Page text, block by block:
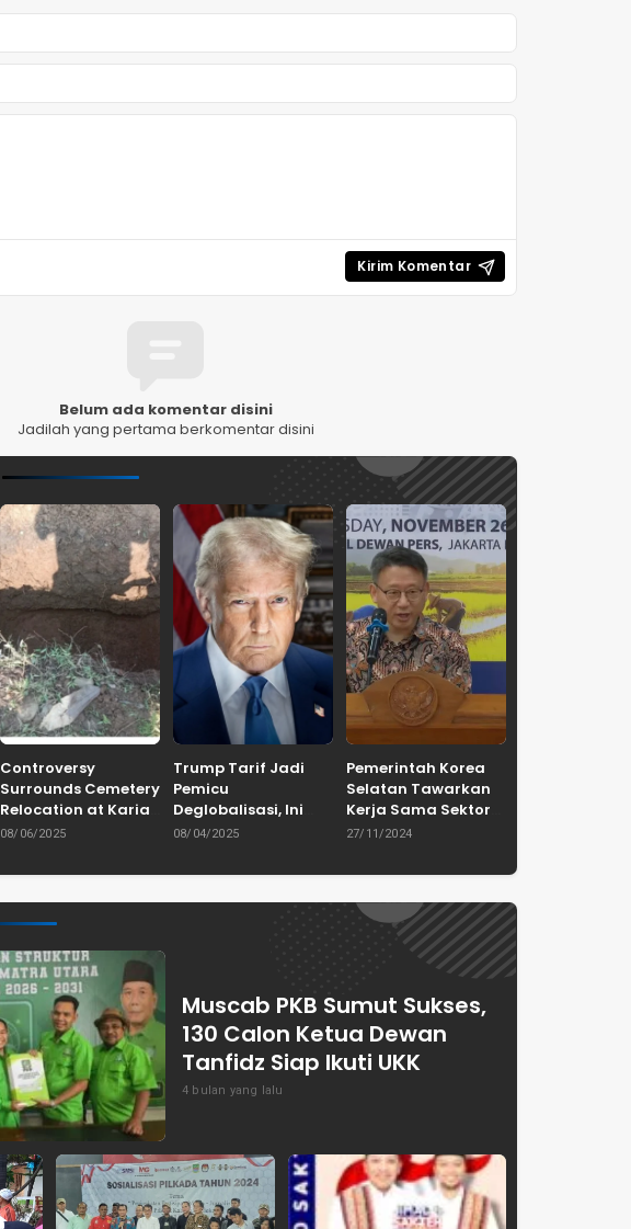
Belum ada komentar disini
Jadilah yang pertama berkomentar disini
Controversy
Surrounds Cemetery
Relocation at Karian
Dam Project in
08/06/2025
Trump Tarif Jadi
Pemicu
Deglobalisasi, Ini
Ulasan Tajam dari
ASPRINDO
08/04/2025
Pemerintah Korea
Selatan Tawarkan
Kerja Sama Sektor
Pertanian untuk
Pangan Indonesia
27/11/2024
Muscab PKB Sumut Sukses,
130 Calon Ketua Dewan
Tanfidz Siap Ikuti UKK
4 bulan yang lalu